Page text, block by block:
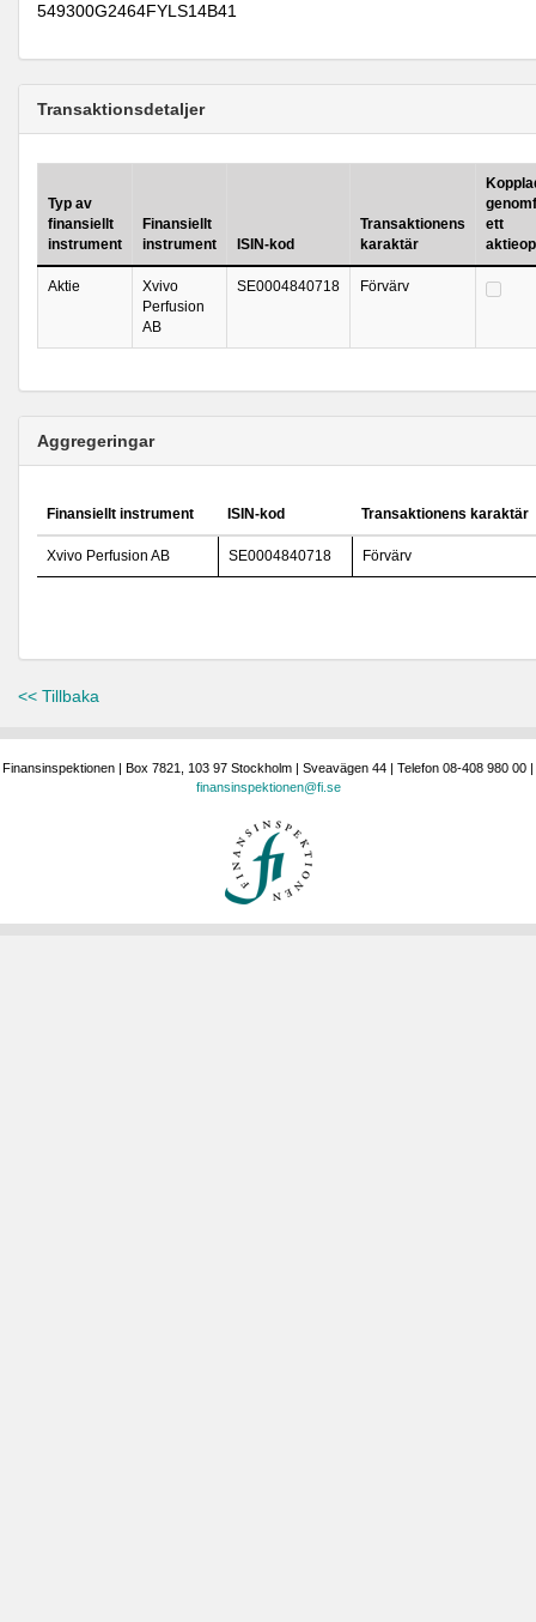
549300G2464FYLS14B41
Transaktionsdetaljer
Typ av
finansiellt
instrument
Finansiellt
instrument
ISIN-kod
Transaktionens
karaktär
ett
Aktie
Xvivo
Perfusion
AB
SE0004840718 Förvärv
Aggregeringar
Finansiellt instrument ISIN-kod Transaktionens karaktär
Xvivo Perfusion AB SE0004840718 Förvärv
<< Tillbaka
Finansinspektionen | Box 7821, 103 97 Stockholm | Sveavägen 44 | Telefon 08-408 980 00 |
finansinspektionen@fi.se